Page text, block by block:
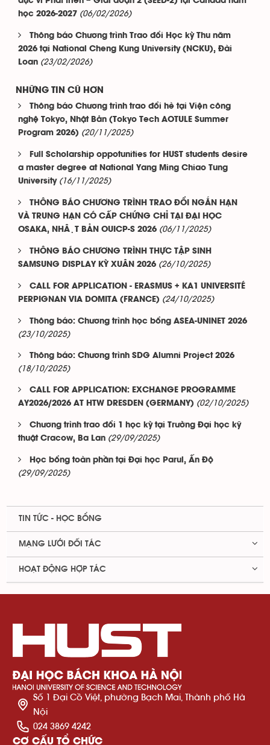
học 2026-2027 (06/02/2026)
Thông báo Chương trình Trao đổi Học kỳ Thu năm
2026 tại National Cheng Kung University (NCKU), Đài
Loan (23/02/2026)
NHỮNG TIN CŨ HƠN
Thông báo Chương trình trao đổi hè tại Viện công
nghệ Tokyo, Nhật Bản (Tokyo Tech AOTULE Summer
Program 2026) (20/11/2025)
Full Scholarship oppotunities for HUST students desire
a master degree at National Yang Ming Chiao Tung
University (16/11/2025)
THÔNG BÁO CHƯƠNG TRÌNH TRAO ĐỔI NGẮN HẠN
VÀ TRUNG HẠN CÓ CẤP CHỨNG CHỈ TẠI ĐẠI HỌC
OSAKA, NHẬT BẢN OUICP-S 2026 (06/11/2025)
THÔNG BÁO CHƯƠNG TRÌNH THỰC TẬP SINH
SAMSUNG DISPLAY KỲ XUÂN 2026 (26/10/2025)
CALL FOR APPLICATION - ERASMUS + KA1 UNIVERSITÉ
PERPIGNAN VIA DOMITA (FRANCE) (24/10/2025)
Thông báo: Chương trình học bổng ASEA-UNINET 2026
(23/10/2025)
Thông báo: Chương trình SDG Alumni Project 2026
(18/10/2025)
CALL FOR APPLICATION: EXCHANGE PROGRAMME
AY2026/2026 AT HTW DRESDEN (GERMANY) (02/10/2025)
Chương trình trao đổi 1 học kỳ tại Trường Đại học kỹ
thuật Cracow, Ba Lan (29/09/2025)
Học bổng toàn phần tại Đại học Parul, Ấn Độ
(29/09/2025)
TIN TỨC - HỌC BỔNG
MẠNG LƯỚI ĐỐI TÁC
HOẠT ĐỘNG HỢP TÁC
Số 1 Đại Cồ Việt, phường Bạch Mai, Thành phố Hà
Nội
024 3869 4242
CƠ CẤU TỔ CHỨC